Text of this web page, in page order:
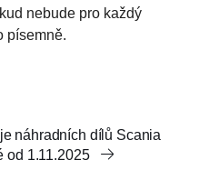
nebude pro každý
písemně.
náhradních dílů Scania
od 1.11.2025